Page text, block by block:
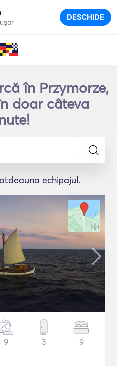
DESCHIDE
în Przymorze,
doar câteva
echipajul.
9 3 9